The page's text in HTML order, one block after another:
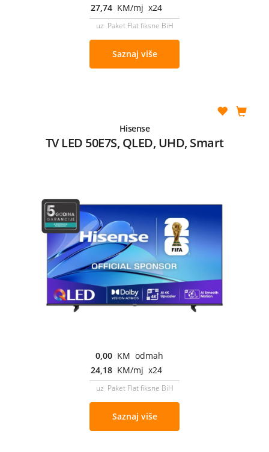
27,74 KM/mj x24
uz Paket Flat fiksne BiH
Saznaj više
Hisense
TV LED 50E7S, QLED, UHD, Smart
0,00 KM odmah
24,18 KM/mj x24
uz Paket Flat fiksne BiH
Saznaj više